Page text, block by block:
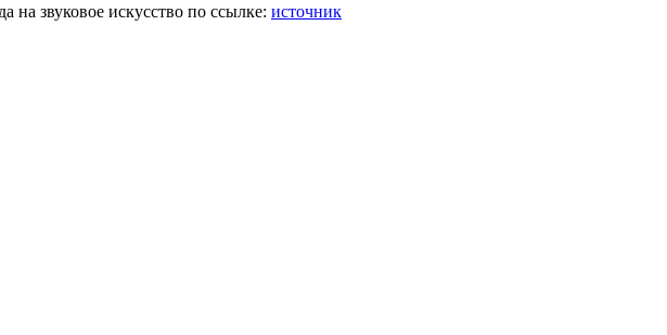
на звуковое искусство по ссылке: источник